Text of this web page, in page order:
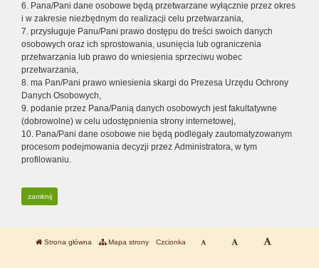
6. Pana/Pani dane osobowe będą przetwarzane wyłącznie przez okres
i w zakresie niezbędnym do realizacji celu przetwarzania,
7. przysługuje Panu/Pani prawo dostępu do treści swoich danych
osobowych oraz ich sprostowania, usunięcia lub ograniczenia
przetwarzania lub prawo do wniesienia sprzeciwu wobec
przetwarzania,
8. ma Pan/Pani prawo wniesienia skargi do Prezesa Urzędu Ochrony
Danych Osobowych,
9. podanie przez Pana/Panią danych osobowych jest fakultatywne
(dobrowolne) w celu udostępnienia strony internetowej,
10. Pana/Pani dane osobowe nie będą podlegały zautomatyzowanym
procesom podejmowania decyzji przez Administratora, w tym
profilowaniu.
zamknij
Strona główna Mapa strony Czcionka